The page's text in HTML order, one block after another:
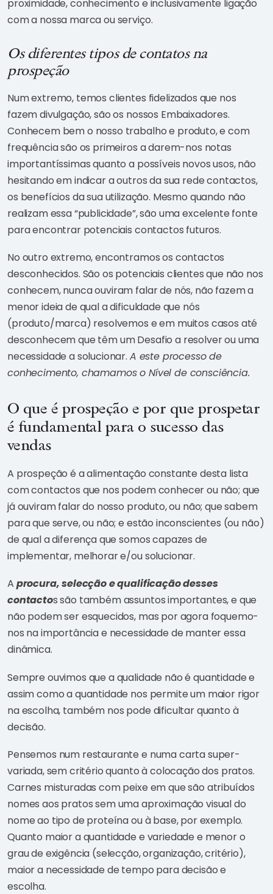
proximidade, conhecimento e inclusivamente ligação
com a nossa marca ou serviço.
Os diferentes tipos de contatos na
prospeção
Num extremo, temos clientes fidelizados que nos
fazem divulgação, são os nossos Embaixadores.
Conhecem bem o nosso trabalho e produto, e com
frequência são os primeiros a darem-nos notas
importantíssimas quanto a possíveis novos usos, não
hesitando em indicar a outros da sua rede contactos,
os benefícios da sua utilização. Mesmo quando não
realizam essa “publicidade”, são uma excelente fonte
para encontrar potenciais contactos futuros.
No outro extremo, encontramos os contactos
desconhecidos. São os potenciais clientes que não nos
conhecem, nunca ouviram falar de nós, não fazem a
menor ideia de qual a dificuldade que nós
(produto/marca) resolvemos e em muitos casos até
desconhecem que têm um Desafio a resolver ou uma
necessidade a solucionar. A este processo de
conhecimento, chamamos o Nível de consciência.
O que é prospeção e por que prospetar
é fundamental para o sucesso das
vendas
A prospeção é a alimentação constante desta lista
com contactos que nos podem conhecer ou não; que
já ouviram falar do nosso produto, ou não; que sabem
para que serve, ou não; e estão inconscientes (ou não)
de qual a diferença que somos capazes de
implementar, melhorar e/ou solucionar.
A procura, selecção e qualificação desses
contactos são também assuntos importantes, e que
não podem ser esquecidos, mas por agora foquemo-
nos na importância e necessidade de manter essa
dinâmica.
Sempre ouvimos que a qualidade não é quantidade e
assim como a quantidade nos permite um maior rigor
na escolha, também nos pode dificultar quanto à
decisão.
Pensemos num restaurante e numa carta super-
variada, sem critério quanto à colocação dos pratos.
Carnes misturadas com peixe em que são atribuídos
nomes aos pratos sem uma aproximação visual do
nome ao tipo de proteína ou à base, por exemplo.
Quanto maior a quantidade e variedade e menor o
grau de exigência (selecção, organização, critério),
maior a necessidade de tempo para decisão e
escolha.